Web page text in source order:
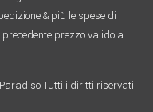
& più le spese di
prezzo valido a
Tutti i diritti riservati.